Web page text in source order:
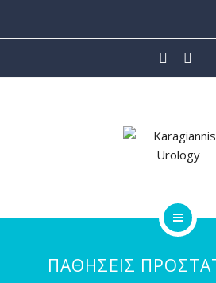
ΟΙ ΙΑΤΡΟΙΠΑΘΗΣΕΙΣ